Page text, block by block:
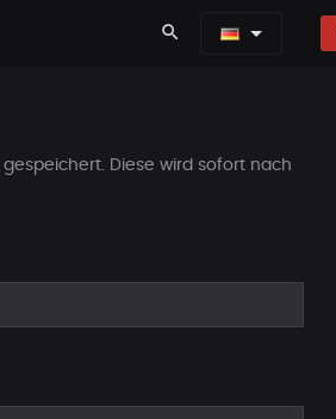
search
Diese wird sofort nach